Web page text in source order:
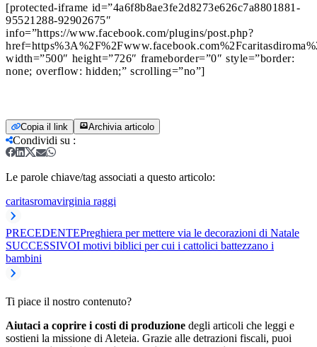
[protected-iframe id=”4a6f8b8ae3fe2d8273e626c7a8801881-
95521288-92902675″
info=”https://www.facebook.com/plugins/post.php?
width=”500″ height=”726″ frameborder=”0″ style=”border:
none; overflow: hidden;” scrolling=”no”]
Copia il link Archivia articolo
Condividi su :
Le parole chiave/tag associati a questo articolo:
caritasromavirginia raggi
PRECEDENTEPreghiera per mettere via le decorazioni di Natale
SUCCESSIVOI motivi biblici per cui i cattolici battezzano i
bambini
Ti piace il nostro contenuto?
Aiutaci a coprire i costi di produzione degli articoli che leggi e
sostieni la missione di Aleteia. Grazie alle detrazioni fiscali, puoi